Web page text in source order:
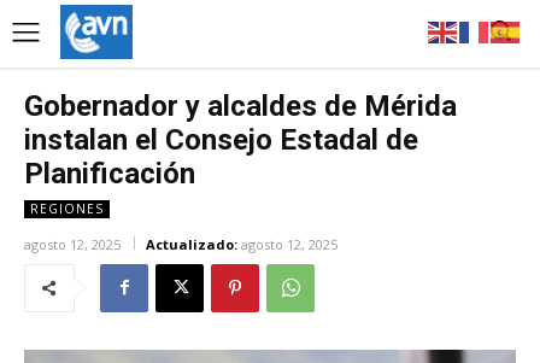
Gobernador y alcaldes de Mérida
instalan el Consejo Estadal de
Planificación
REGIONES
agosto 12, 2025 Actualizado: agosto 12, 2025